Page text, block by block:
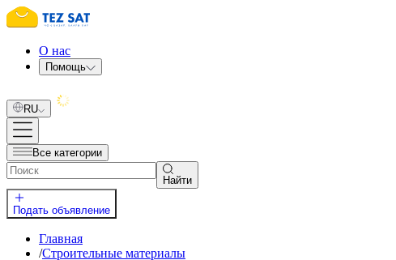
О нас
Помощь
RU
Все категории
Найти
Подать объявление
Главная
/Строительные материалы